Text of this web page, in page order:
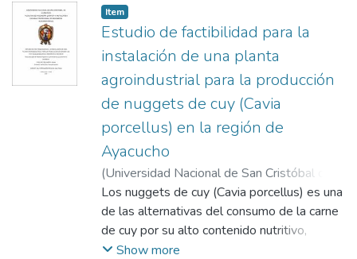
composición de aminoácidos esenciales es
deficiente especialmente en lisina.
Afortunadamente, la proteína de este
cereal es complementaria con la de las
leguminosas o tubérculos, que tienen una
buena concentración de lisina, aunque es
deficiente en aminoácidos azufrados
metionina y triptófano (Acero y Barrera
1996). Las mezclas de productos como
cereales y tubérculos es una buena
estrategia para conseguir el mejoramiento
de calidad de los alimentos. Ordoñez
(1993) menciona que en nuestro país la
Item
Estudio de factibilidad para la
instalación de una planta
agroindustrial para la producción
de nuggets de cuy (Cavia
porcellus) en la región de
Ayacucho
(Universidad Nacional de San Cristóbal de
Huamanga,2019)Cancho Palomino,
Soleda;Chávez Moscoso, Roosvelt Sandro
Hernández Mavila, Jack Edson
Los nuggets de cuy (Cavia porcellus) es una
de las alternativas del consumo de la carne
de cuy por su alto contenido nutritivo,
protéico a la vez es altamente digestible,
Show more